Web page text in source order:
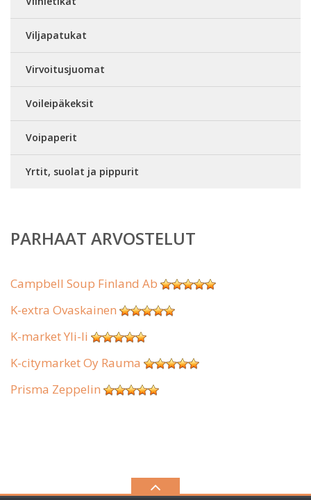
Viljapatukat
Virvoitusjuomat
Voileipäkeksit
Voipaperit
Yrtit, suolat ja pippurit
PARHAAT ARVOSTELUT
Campbell Soup Finland Ab
K-extra Ovaskainen
K-market Yli-Ii
K-citymarket Oy Rauma
Prisma Zeppelin